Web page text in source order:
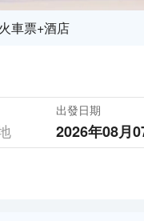
火車票+酒店
出發日期
2026年08月